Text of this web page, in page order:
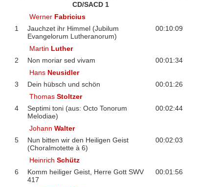
CD/SACD 1
Werner Fabricius
1
Jauchzet ihr Himmel (Jubilum
Evangelorum Lutheranorum)
00:10:09
Martin Luther
2
Non moriar sed vivam
00:01:34
Hans Neusidler
3
Dein hübsch und schön
00:01:26
ThomasStoltzer
4
Septimi toni (aus: Octo Tonorum
Melodiae)
00:02:44
JohannWalter
5
Nun bitten wir den Heiligen Geist
(Choralmotette à 6)
00:02:03
HeinrichSchütz
6
Komm heiliger Geist, Herre Gott SWV
417
00:01:56